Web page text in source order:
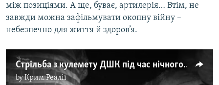
між позиціями. А ще, буває, артилерія… Втім, не
завжди можна зафільмувати окопну війну –
небезпечно для життя й здоров’я.
Стрільба з кулемету ДШК під час нічного бою неподалік Попасної
byКрим.Реалії